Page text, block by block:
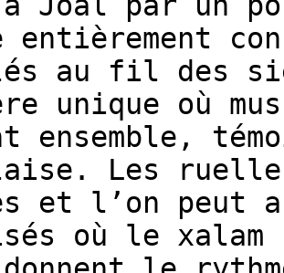
entièrement
au fil des
unique où
ensemble,
Les
et l’on peut
où le